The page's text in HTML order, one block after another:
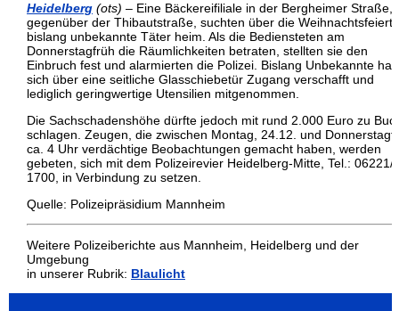
Heidelberg (ots) – Eine Bäckereifiliale in der Bergheimer Straße,
gegenüber der Thibautstraße, suchten über die
bislang unbekannte Täter heim. Als die Bediensteten am
Donnerstagfrüh die Räumlichkeiten betraten, stellten sie den
Einbruch fest und alarmierten die Polizei. Bislang Unbekannte
sich über eine seitliche Glasschiebetür Zugang verschafft und
lediglich geringwertige Utensilien mitgenommen.
Die Sachschadenshöhe dürfte jedoch mit rund 2.000 Euro zu
schlagen. Zeugen, die zwischen Montag, 24.12. und
ca. 4 Uhr verdächtige Beobachtungen gemacht haben, werden
gebeten, sich mit dem Polizeirevier Heidelberg-Mitte, Tel.: 06221/
1700, in Verbindung zu setzen.
Quelle: Polizeipräsidium Mannheim
Weitere Polizeiberichte aus Mannheim, Heidelberg und der
Umgebung
in unserer Rubrik: Blaulicht